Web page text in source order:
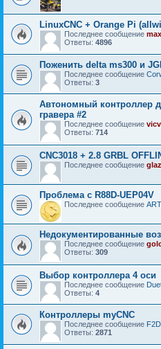
LinuxCNC + Orange Pi
Последнее сообщение
Ответы: 4896
Поженить delta ms300 и
Последнее сообщение
Ответы: 3
Автономный контроллер
гравера #2
Последнее сообщение
Ответы: 714
CNC3018 + 2.8 GRBL
Последнее сообщение
Проблема с R88D-UEP04V
Последнее сообщение
Недокументированные
Последнее сообщение
Ответы: 309
Выбор контроллера 4 оси
Последнее сообщение
Ответы: 4
Контроллеры myCNC
Последнее сообщение
Ответы: 2871